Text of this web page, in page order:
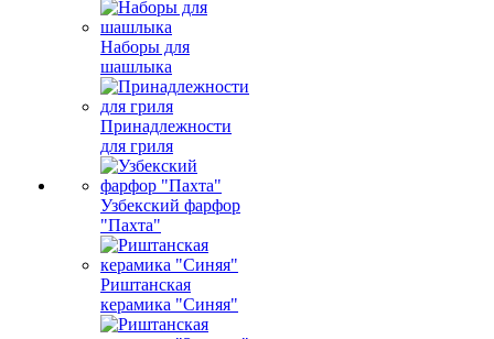
Наборы для
шашлыка
Принадлежности
для гриля
Узбекский фарфор
"Пахта"
Риштанская
керамика "Синяя"